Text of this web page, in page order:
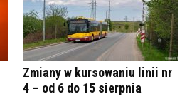
Zmiany w kursowaniu linii nr
4 – od 6 do 15 sierpnia